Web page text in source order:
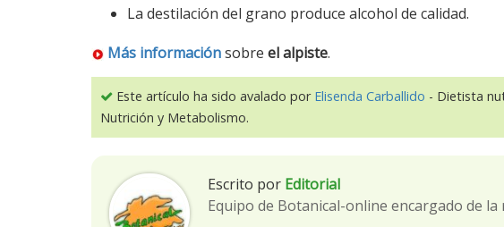
La destilación del grano produce alcohol de calidad.
Más informaciónsobre el alpiste.
Este artículo ha sido avalado por Elisenda Carballido - Dietista
Nutrición y Metabolismo.
Escrito por Editorial
Equipo de Botanical-online encargado de la